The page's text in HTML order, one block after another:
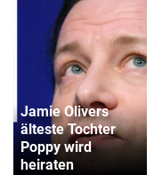
Jamie Olivers
älteste Tochter
Poppy wird
heiraten